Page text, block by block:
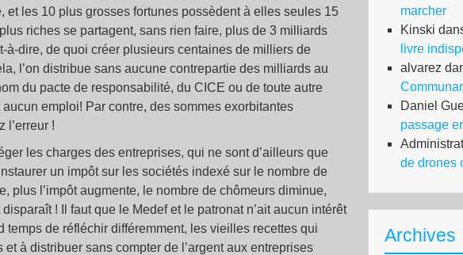
les 10 plus grosses fortunes possèdent à elles seules 15
riches se partagent, sans rien faire, plus de 3 milliards
à-dire, de quoi créer plusieurs centaines de milliers de
l’on distribue sans aucune contrepartie des milliards au
du pacte de responsabilité, du CICE ou de toute autre
emploi! Par contre, des sommes exorbitantes
l’erreur !
les charges des entreprises, qui ne sont d’ailleurs que
un impôt sur les sociétés indexé sur le nombre de
plus l’impôt augmente, le nombre de chômeurs diminue,
! Il faut que le Medef et le patronat n’ait aucun intérêt
de réfléchir différemment, les vieilles recettes qui
à distribuer sans compter de l’argent aux entreprises
marcher
Kinski
livre
alvarez
Daniel
passage
de drones
Archives